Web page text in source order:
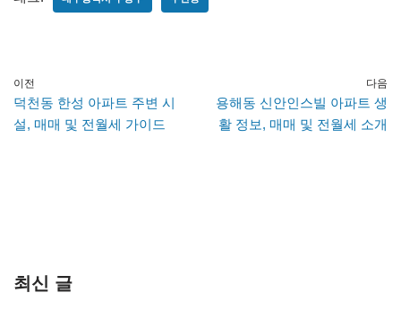
이전
덕천동 한성 아파트 주변 시
설, 매매 및 전월세 가이드
다음
용해동 신안인스빌 아파트 생
활 정보, 매매 및 전월세 소개
최신 글